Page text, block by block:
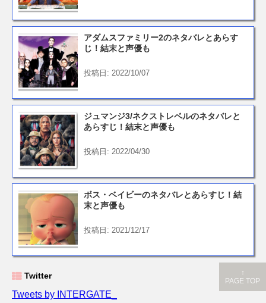
アダムスファミリー2のネタバレとあらす
じ！結末と声優も
投稿日: 2022/10/07
ジュマンジ3/ネクストレベルのネタバレと
あらすじ！結末と声優も
投稿日: 2022/04/30
ボス・ベイビーのネタバレとあらすじ！結
末と声優も
投稿日: 2021/12/17
Twitter
Tweets by INTERGATE_
↑
PAGE TOP